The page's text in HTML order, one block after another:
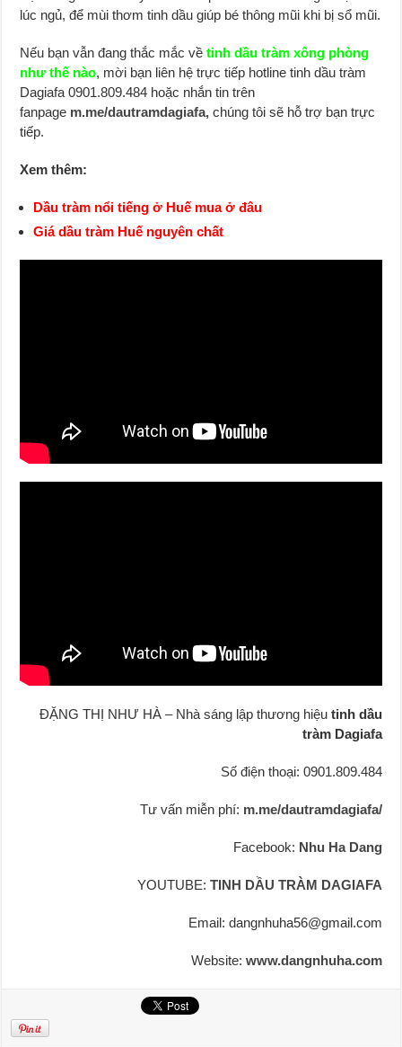
lúc ngủ, để mùi thơm tinh dầu giúp bé thông mũi khi bị sổ mũi.
Nếu bạn vẫn đang thắc mắc vềtinh dầu tràm xông phòng
như thế nào, mời bạn liên hệ trực tiếp hotline tinh dầu tràm
Dagiafa 0901.809.484 hoặc nhắn tin trên
fanpage m.me/dautramdagiafa,chúng tôi sẽ hỗ trợ bạn trực
tiếp.
Xem thêm:
Dầu tràm nổi tiếng ở Huế mua ở đâu
Giá dầu tràm Huế nguyên chất
ĐẶNG THỊ NHƯ HÀ – Nhà sáng lập thương hiệu tinh dầu
tràm Dagiafa
Số điện thoại: 0901.809.484
Tư vấn miễn phí: m.me/dautramdagiafa/
Facebook: Nhu Ha Dang
YOUTUBE: TINH DẦU TRÀM DAGIAFA
Email: dangnhuha56@gmail.com
Website: www.dangnhuha.com